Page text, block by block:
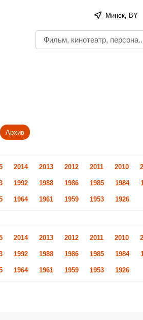
Минск, BY
Архив
2014 2013 2012 2011 2010
1992 1988 1986 1985 1984
1964 1961 1959 1953 1926
2014 2013 2012 2011 2010
1992 1988 1986 1985 1984
1964 1961 1959 1953 1926